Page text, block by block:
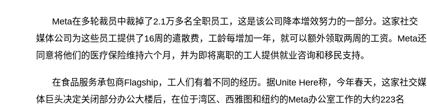
Meta在多轮裁员中裁掉了2.1万多名全职员工，这是该公司降本增效努力的一部分。这家社交
媒体公司为这些员工提供了16周的遣散费，工龄每增加一年，就可以额外领取两周的工资。Meta还
同意将他们的医疗保险维持六个月，并为即将离职的工人提供就业咨询和移民支持。
在食品服务承包商Flagship，工人们有着不同的经历。据Unite Here称，今年春天，这家社交媒
体巨头决定关闭部分办公大楼后，在位于湾区、西雅图和纽约的Meta办公室工作的大约223名